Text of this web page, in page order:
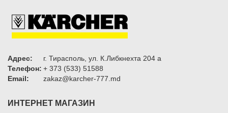
Адрес:
г. Тирасполь, ул. К.Либкнехта 204 а
Телефон: + 373 (533) 51588
Email:
zakaz@karcher-777.md
ИНТЕРНЕТ МАГАЗИН